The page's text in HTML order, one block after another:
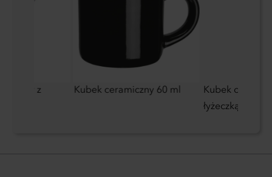
z
Kubek ceramiczny 60 ml
Kubek
łyżeczką 250 ml